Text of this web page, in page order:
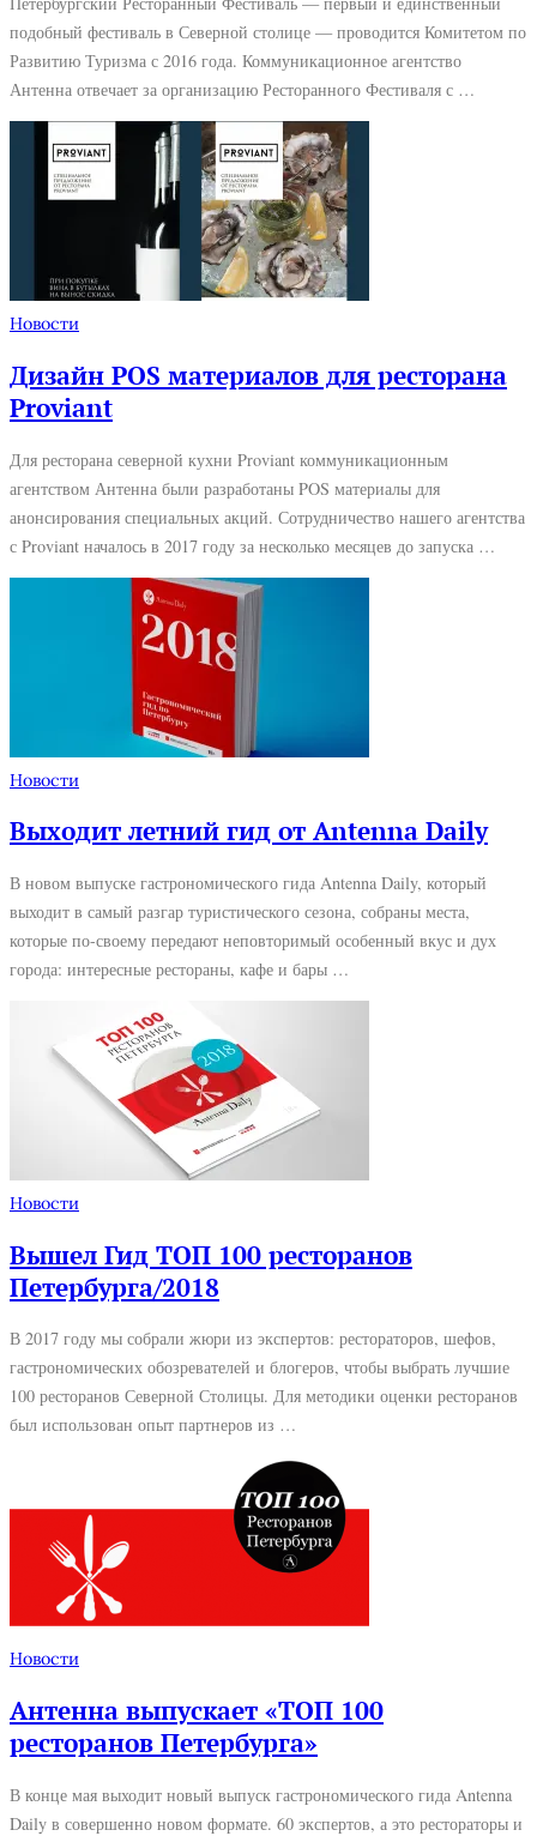
подобный фестиваль в Северной столице — проводится Комитетом по
Развитию Туризма с 2016 года. Коммуникационное агентство
Антенна отвечает за организацию Ресторанного Фестиваля с …
Новости
Дизайн POS материалов для ресторана
Proviant
Для ресторана северной кухни Proviant коммуникационным
агентством Антенна были разработаны POS материалы для
анонсирования специальных акций. Сотрудничество нашего агентства
с Proviant началось в 2017 году за несколько месяцев до запуска …
Новости
Выходит летний гид от Antenna Daily
В новом выпуске гастрономического гида Antenna Daily, который
выходит в самый разгар туристического сезона, собраны места,
которые по-своему передают неповторимый особенный вкус и дух
города: интересные рестораны, кафе и бары …
Новости
Вышел Гид ТОП 100 ресторанов
Петербурга/2018
В 2017 году мы собрали жюри из экспертов: рестораторов, шефов,
гастрономических обозревателей и блогеров, чтобы выбрать лучшие
100 ресторанов Северной Столицы. Для методики оценки ресторанов
был использован опыт партнеров из …
Новости
Антенна выпускает «ТОП 100
ресторанов Петербурга»
В конце мая выходит новый выпуск гастрономического гида Antenna
Daily в совершенно новом формате. 60 экспертов, а это рестораторы и